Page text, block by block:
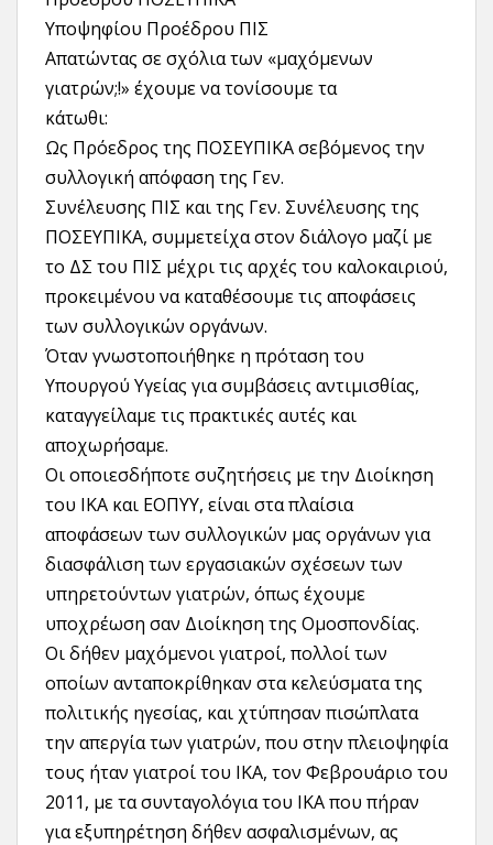
Υποψηφίου Προέδρου ΠΙΣ
Απατώντας σε σχόλια των «μαχόμενων
γιατρών;!» έχουμε να τονίσουμε τα
κάτωθι:
Ως Πρόεδρος της ΠΟΣΕΥΠΙΚΑ σεβόμενος την
συλλογική απόφαση της Γεν.
Συνέλευσης ΠΙΣ και της Γεν. Συνέλευσης της
ΠΟΣΕΥΠΙΚΑ, συμμετείχα στον διάλογο μαζί με
το ΔΣ του ΠΙΣ μέχρι τις αρχές του καλοκαιριού,
προκειμένου να καταθέσουμε τις αποφάσεις
των συλλογικών οργάνων.
Όταν γνωστοποιήθηκε η πρόταση του
Υπουργού Υγείας για συμβάσεις αντιμισθίας,
καταγγείλαμε τις πρακτικές αυτές και
αποχωρήσαμε.
Οι οποιεσδήποτε συζητήσεις με την Διοίκηση
του ΙΚΑ και ΕΟΠΥΥ, είναι στα πλαίσια
αποφάσεων των συλλογικών μας οργάνων για
διασφάλιση των εργασιακών σχέσεων των
υπηρετούντων γιατρών, όπως έχουμε
υποχρέωση σαν Διοίκηση της Ομοσπονδίας.
Οι δήθεν μαχόμενοι γιατροί, πολλοί των
οποίων ανταποκρίθηκαν στα κελεύσματα της
πολιτικής ηγεσίας, και χτύπησαν πισώπλατα
την απεργία των γιατρών, που στην πλειοψηφία
τους ήταν γιατροί του ΙΚΑ, τον Φεβρουάριο του
2011, με τα συνταγολόγια του ΙΚΑ που πήραν
για εξυπηρέτηση δήθεν ασφαλισμένων, ας